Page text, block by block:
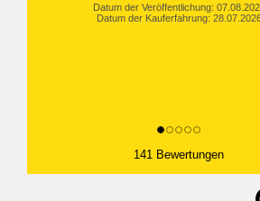
Datum der Veröffentlichung:
Datum der Kauferfahrung:
141 Bewertungen